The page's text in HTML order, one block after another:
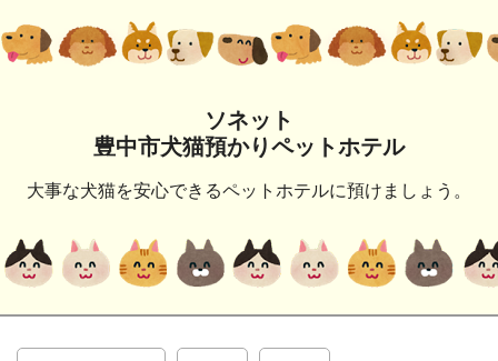
ソネット
豊中市犬猫預かりペットホテル
大事な犬猫を安心できるペットホテルに預けましょう。